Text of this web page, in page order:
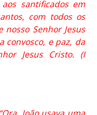
santificados em
com todos os
Senhor Jesus
convosco, e paz, da
Jesus Cristo. (I